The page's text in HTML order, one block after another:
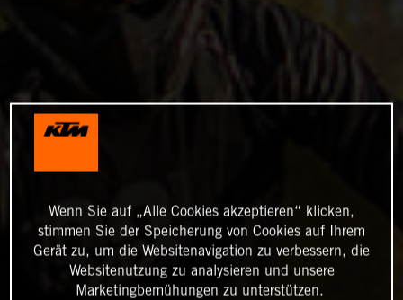
Wenn Sie auf „Alle Cookies akzeptieren“ klicken,
stimmen Sie der Speicherung von Cookies auf Ihrem
Gerät zu, um die Websitenavigation zu verbessern, die
Websitenutzung zu analysieren und unsere
Marketingbemühungen zu unterstützen.